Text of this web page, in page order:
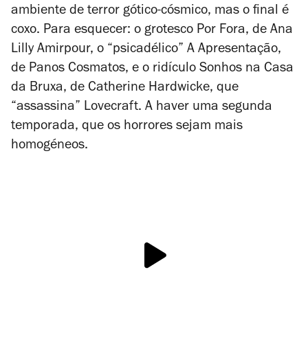
ambiente de terror gótico-cósmico, mas o final é
coxo. Para esquecer: o grotesco Por Fora, de Ana
Lilly Amirpour, o “psicadélico” A Apresentação,
de Panos Cosmatos, e o ridículo Sonhos na Casa
da Bruxa, de Catherine Hardwicke, que
“assassina” Lovecraft. A haver uma segunda
temporada, que os horrores sejam mais
homogéneos.